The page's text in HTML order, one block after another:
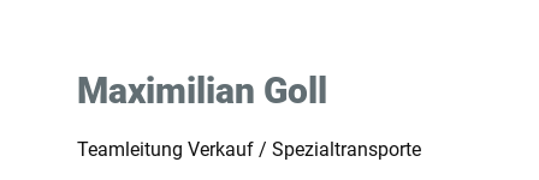
Maximilian Goll
Teamleitung Verkauf / Spezialtransporte